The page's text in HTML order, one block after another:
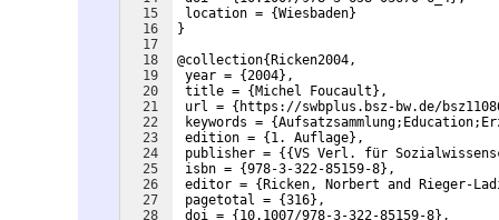
15
16
17
18
19
20
21
22
23
24
25
26
27
28
location = {Wiesbaden}
}
@collection{ Ricken2004,
year = {2004} ,
title = { Michel Foucault } ,
url = { https://swbplus.bsz-bw.de/
keywords = {
edition = { 1. Auflage} ,
publisher = {{VS Verl. für
isbn = {978-3-322-85159-8} ,
editor = { Ricken, Norbert and Rieger-
pagetotal = {316} ,
doi = { 10.1007/978-3-322-85159-8} ,